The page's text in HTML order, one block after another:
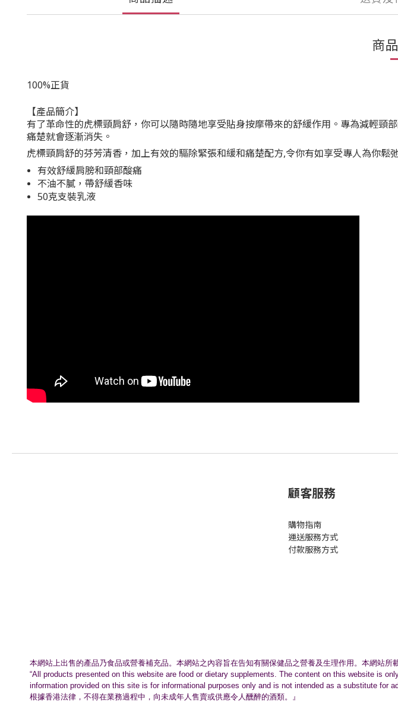
商
100%正貨
【產品簡介】
有了革命性的虎標頸肩舒，你可以隨時隨地享受貼身按摩帶來的舒緩作用。專為減輕頸
痛楚就會逐漸消失。
虎標頸肩舒的芬芳清香，加上有效的驅除緊張和緩和痛楚配方,令你有如享受專人為你鬆
有效舒緩肩膀和頸部酸痛
不油不膩，帶舒緩香味
50克支裝乳液
顧客服務
購物指南
運送服務方式
付款服務方式
本網站上出售的產品乃食品或營養補充品。 本網站之內容旨在告知有關保健品之營養及生理作用。 本網站所
“All products presented on this website are food or dietary supplements. The content on this website is
information provided on this site is for informational purposes only and is not intended as a substitute for
根據香港法律，不得在業務過程中， 向未成年人售賣或供應令人醺醉的酒類。』